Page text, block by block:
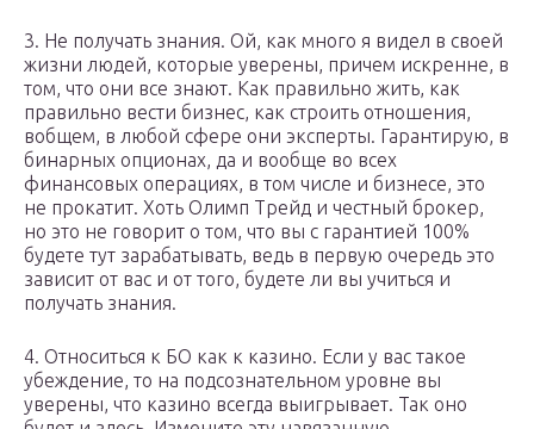
3. Не получать знания. Ой, как много я видел в своей
жизни людей, которые уверены, причем искренне, в
том, что они все знают. Как правильно жить, как
правильно вести бизнес, как строить отношения,
вобщем, в любой сфере они эксперты. Гарантирую, в
бинарных опционах, да и вообще во всех
финансовых операциях, в том числе и бизнесе, это
не прокатит. Хоть Олимп Трейд и честный брокер,
но это не говорит о том, что вы с гарантией 100%
будете тут зарабатывать, ведь в первую очередь это
зависит от вас и от того, будете ли вы учиться и
получать знания.
4. Относиться к БО как к казино. Если у вас такое
убеждение, то на подсознательном уровне вы
уверены, что казино всегда выигрывает. Так оно